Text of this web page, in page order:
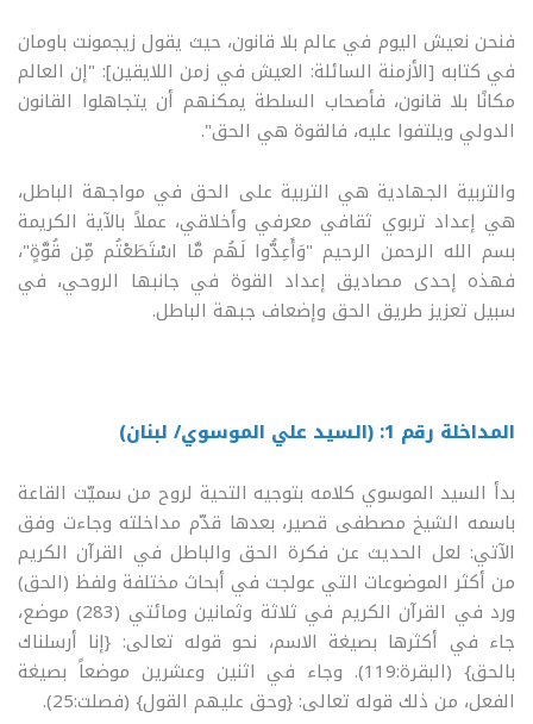
فنحن نعيش اليوم في عالم بلا قانون، حيث يقول زيجمونت باومان
في كتابه [الأزمنة السائلة: العيش في زمن اللايقين]: "إن العالم
مكانًا بلا قانون، فأصحاب السلطة يمكنهم أن يتجاهلوا القانون
الدولي ويلتفوا عليه، فالقوة هي الحق".
والتربية الجهادية هي التربية على الحق في مواجهة الباطل،
هي إعداد تربوي ثقافي معرفي وأخلاقي، عملاً بالآية الكريمة
بسم الله الرحمن الرحيم "وَأَعِدُّوا لَهُم مَّا اسْتَطَعْتُم مِّن قُوَّةٍ"،
فهذه إحدى مصاديق إعداد القوة في جانبها الروحي، في
سبيل تعزيز طريق الحق وإضعاف جبهة الباطل.
المداخلة رقم 1: (السيد علي الموسوي/ لبنان)
بدأ السيد الموسوي كلامه بتوجيه التحية لروح من سميّت القاعة
باسمه الشيخ مصطفى قصير، بعدها قدّم مداخلته وجاءت وفق
الآتي: لعل الحديث عن فكرة الحق والباطل في القرآن الكريم
من أكثر الموضوعات التي عولجت في أبحاث مختلفة ولفظ (الحق)
ورد في القرآن الكريم في ثلاثة وثمانين ومائتي (283) موضع،
جاء في أكثرها بصيغة الاسم، نحو قوله تعالى: {إنا أرسلناك
بالحق} (البقرة:119). وجاء في اثنين وعشرين موضعاً بصيغة
الفعل، من ذلك قوله تعالى: {وحق عليهم القول} (فصلت:25).